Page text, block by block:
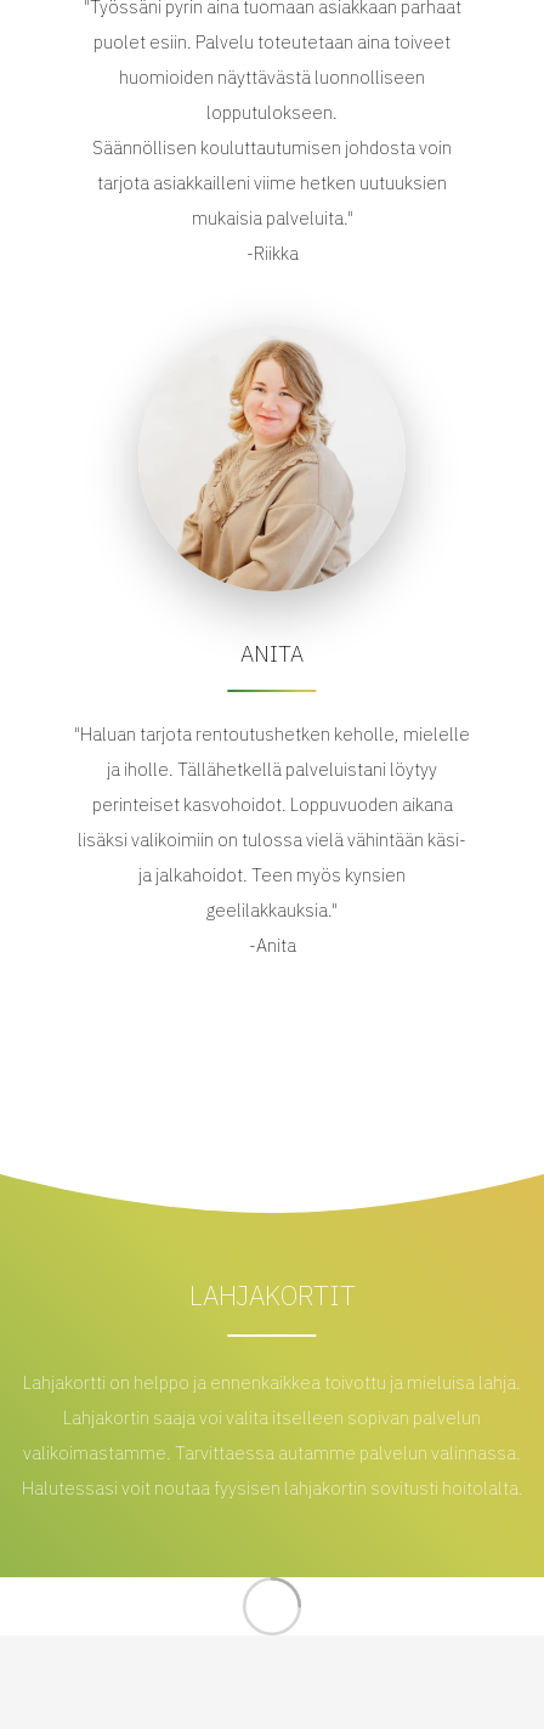
"Työssäni pyrin aina tuomaan asiakkaan parhaat
puolet esiin. Palvelu toteutetaan aina toiveet
huomioiden näyttävästä luonnolliseen
lopputulokseen.
Säännöllisen kouluttautumisen johdosta voin
tarjota asiakkailleni viime hetken uutuuksien
mukaisia palveluita."
-Riikka
ANITA
"Haluan tarjota rentoutushetken keholle, mielelle
ja iholle. Tällähetkellä palveluistani löytyy
perinteiset kasvohoidot. Loppuvuoden aikana
lisäksi valikoimiin on tulossa vielä vähintään käsi-
ja jalkahoidot. Teen myös kynsien
geelilakkauksia."
-Anita
LAHJAKORTIT
Lahjakortti on helppo ja ennenkaikkea toivottu ja mieluisa lahja.
Lahjakortin saaja voi valita itselleen sopivan palvelun
valikoimastamme. Tarvittaessa autamme palvelun valinnassa.
Halutessasi voit noutaa fyysisen lahjakortin sovitusti hoitolalta.